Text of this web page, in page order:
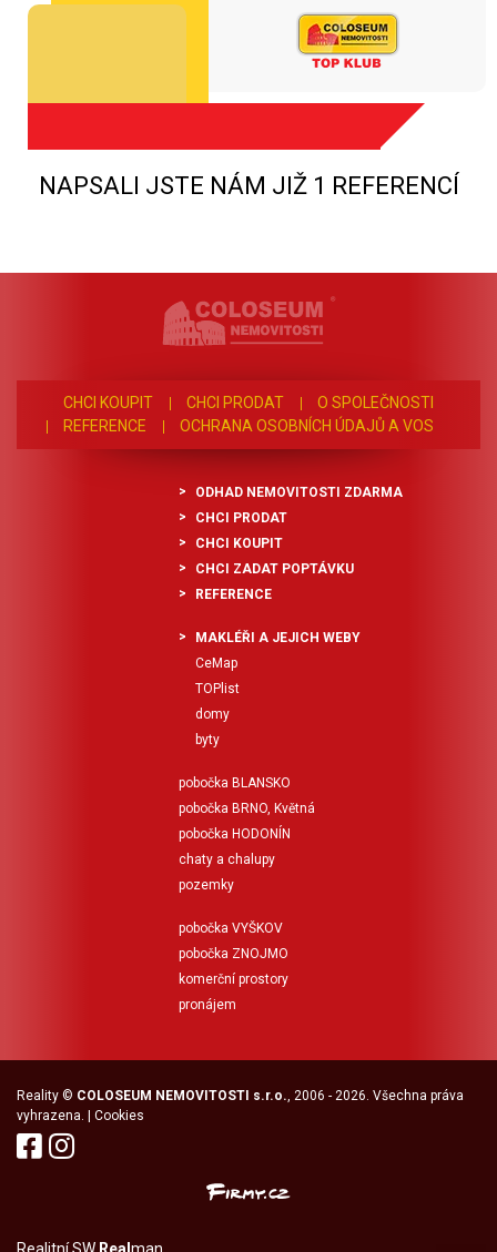
NAPSALI JSTE NÁM JIŽ 1 REFERENCÍ
CHCI KOUPIT CHCI PRODAT
O SPOLEČNOSTI
REFERENCE
OCHRANA OSOBNÍCH ÚDAJŮ A VOS
ODHAD NEMOVITOSTI ZDARMA
CHCI PRODAT
CHCI KOUPIT
CHCI ZADAT POPTÁVKU
REFERENCE
MAKLÉŘI A JEJICH WEBY
CeMap
TOPlist
domy
byty
pobočka BLANSKO
pobočka BRNO, Květná
pobočka HODONÍN
chaty a chalupy
pozemky
pobočka VYŠKOV
pobočka ZNOJMO
komerční prostory
pronájem
Reality © COLOSEUM NEMOVITOSTI s.r.o., 2006 - 2026. Všechna práva
vyhrazena. | Cookies